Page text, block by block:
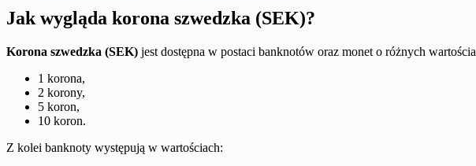
Jak wygląda korona szwedzka (SEK)?
Korona szwedzka (SEK) jest dostępna w postaci banknotów oraz monet o różnych
1 korona,
2 korony,
5 koron,
10 koron.
Z kolei banknoty występują w wartościach: